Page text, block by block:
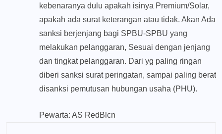
kebenaranya dulu apakah isinya Premium/Solar,
apakah ada surat keterangan atau tidak. Akan Ada
sanksi berjenjang bagi SPBU-SPBU yang
melakukan pelanggaran, Sesuai dengan jenjang
dan tingkat pelanggaran. Dari yg paling ringan
diberi sanksi surat peringatan, sampai paling berat
disanksi pemutusan hubungan usaha (PHU).
Pewarta: AS RedBlcn